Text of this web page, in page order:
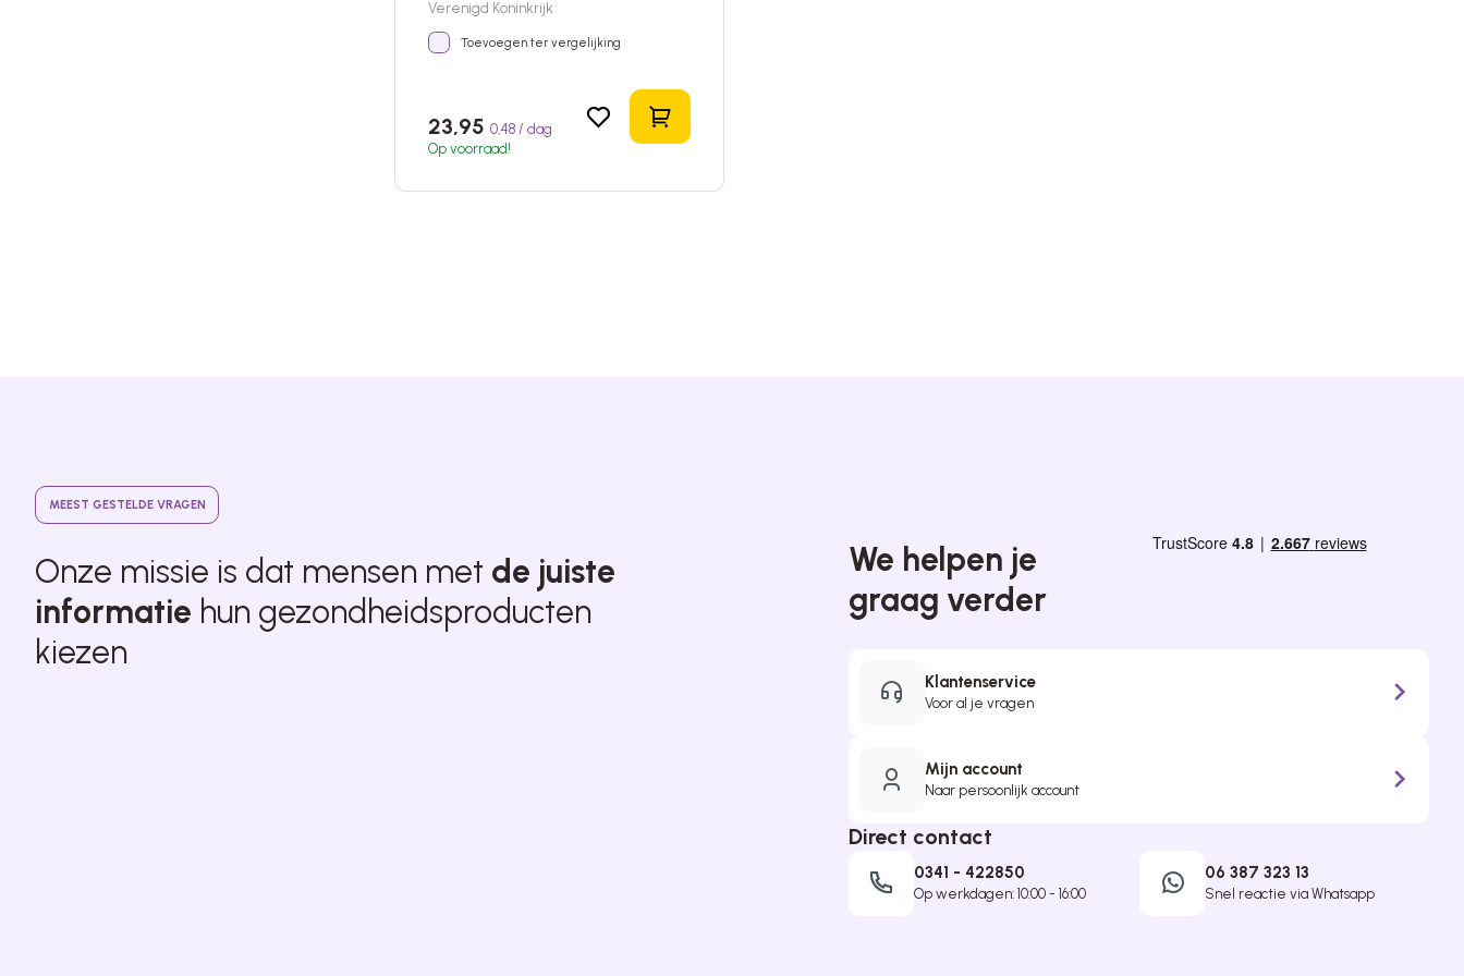
Verenigd Koninkrijk
Toevoegen ter vergelijking
23,95 0,48 / dag
Op voorraad!
In het winkelmandje
MEEST GESTELDE VRAGEN
Onze missie is dat mensen met de juiste
informatie hun gezondheidsproducten
kiezen
We helpen je
graag verder
Klantenservice
Voor al je vragen
Mijn account
Naar persoonlijk account
Direct contact
0341 - 422850
Op werkdagen: 10:00 - 16:00
06 387 323 13
Snel reactie via Whatsapp